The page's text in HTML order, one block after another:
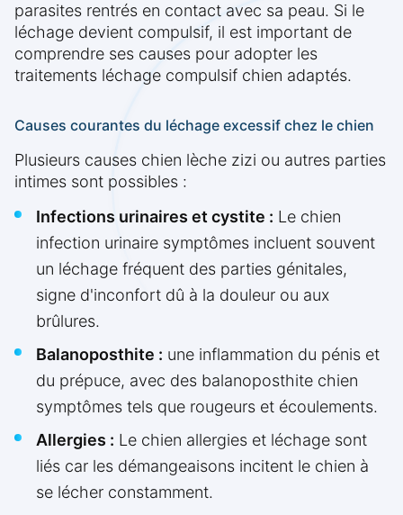
parasites rentrés en contact avec sa peau. Si le
léchage devient compulsif, il est important de
comprendre ses causes pour adopter les
traitements léchage compulsif chien adaptés.
Causes courantes du léchage excessif chez le chien
Plusieurs causes chien lèche zizi ou autres parties
intimes sont possibles :
Infections urinaires et cystite : Le chien
infection urinaire symptômes incluent souvent
un léchage fréquent des parties génitales,
signe d'inconfort dû à la douleur ou aux
brûlures.
Balanoposthite : une inflammation du pénis et
du prépuce, avec des balanoposthite chien
symptômes tels que rougeurs et écoulements.
Allergies : Le chien allergies et léchage sont
liés car les démangeaisons incitent le chien à
se lécher constamment.